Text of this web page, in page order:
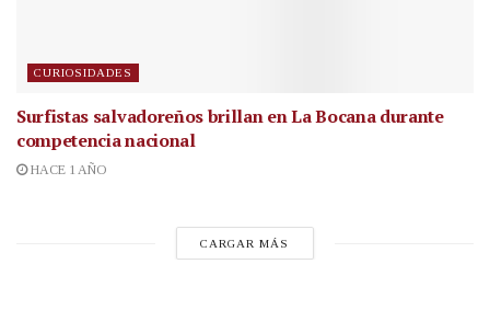
CURIOSIDADES
Surfistas salvadoreños brillan en La Bocana durante
competencia nacional
HACE 1 AÑO
CARGAR MÁS